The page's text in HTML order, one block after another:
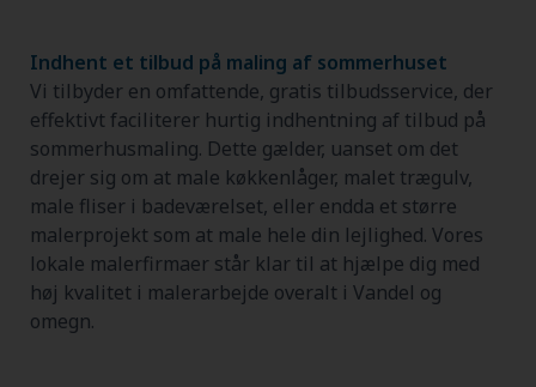
Indhent et tilbud på maling af sommerhuset
Vi tilbyder en omfattende, gratis tilbudsservice, der
effektivt faciliterer hurtig indhentning af tilbud på
sommerhusmaling. Dette gælder, uanset om det
drejer sig om at male køkkenlåger, malet trægulv,
male fliser i badeværelset, eller endda et større
malerprojekt som at male hele din lejlighed. Vores
lokale malerfirmaer står klar til at hjælpe dig med
høj kvalitet i malerarbejde overalt i Vandel og
omegn.